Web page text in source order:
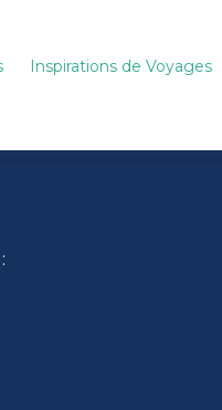
Inspirations de Voyages